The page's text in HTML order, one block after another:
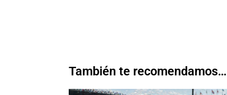
También te recomendamos…